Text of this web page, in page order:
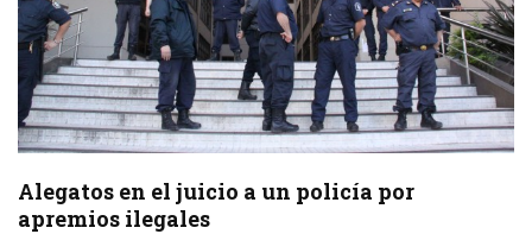
Alegatos en el juicio a un policía por
apremios ilegales